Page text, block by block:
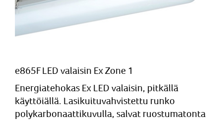
e865F LED valaisin Ex Zone 1
Energiatehokas Ex LED valaisin, pitkällä
käyttöiällä. Lasikuituvahvistettu runko
polykarbonaattikuvulla, salvat ruostumatonta